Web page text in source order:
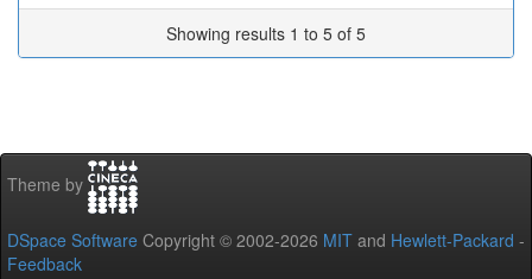
Showing results 1 to 5 of 5
Theme by
DSpace Software Copyright © 2002-2026 MIT and Hewlett-Packard -
Feedback